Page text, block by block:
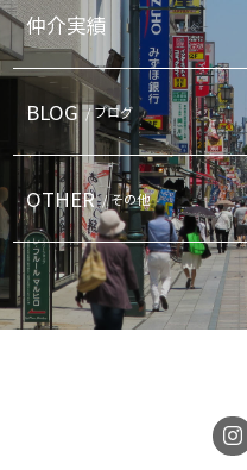
仲介実績
BLOG / ブログ
OTHER / その他